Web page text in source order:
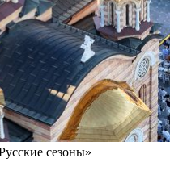
сезоны»